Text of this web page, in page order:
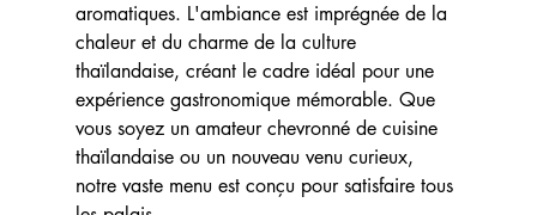
aromatiques. L'ambiance est imprégnée de la
chaleur et du charme de la culture
thaïlandaise, créant le cadre idéal pour une
expérience gastronomique mémorable. Que
vous soyez un amateur chevronné de cuisine
thaïlandaise ou un nouveau venu curieux,
notre vaste menu est conçu pour satisfaire tous